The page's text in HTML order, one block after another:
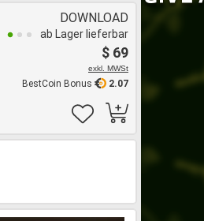
DOWNLOAD
ab Lager lieferbar
$ 69
exkl. MWSt
2.07
BestCoin Bonus